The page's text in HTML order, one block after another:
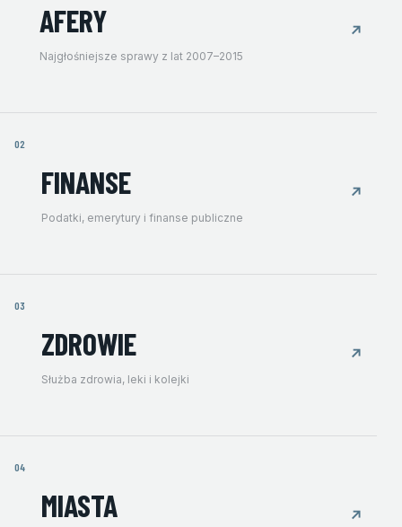
AFERY
Najgłośniejsze sprawy z lat 2007–2015
↗
02
FINANSE
Podatki, emerytury i finanse publiczne
↗
03
ZDROWIE
Służba zdrowia, leki i kolejki
↗
04
MIASTA ↗